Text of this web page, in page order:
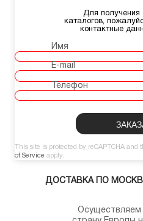
Для получения
каталогов,
контактные
Имя
E-mail
Телефон
This site is protected by reCAPTCHA and
of Service apply.
ДОСТАВКА ПО
Осуществляем